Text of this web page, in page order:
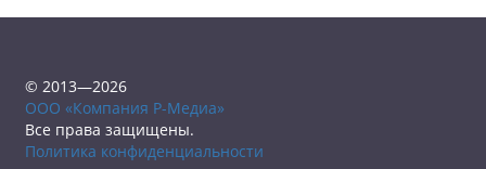
© 2013—2026
ООО «Компания Р-Медиа»
Все права защищены.
Политика конфиденциальности